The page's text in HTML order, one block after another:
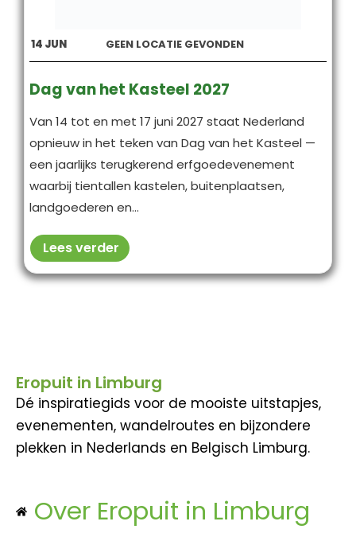
14 JUN GEEN LOCATIE GEVONDEN
Dag van het Kasteel 2027
Van 14 tot en met 17 juni 2027 staat Nederland
opnieuw in het teken van Dag van het Kasteel —
een jaarlijks terugkerend erfgoedevenement
waarbij tientallen kastelen, buitenplaatsen,
landgoederen en...
Lees verder
Eropuit in Limburg
Dé inspiratiegids voor de mooiste uitstapjes,
evenementen, wandelroutes en bijzondere
plekken in Nederlands en Belgisch Limburg.
Over Eropuit in Limburg